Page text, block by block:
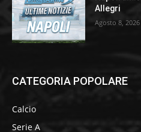
Allegri
Agosto 8, 2026
CATEGORIA POPOLARE
Calcio
Serie A